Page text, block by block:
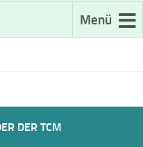
Menü
DER TCM